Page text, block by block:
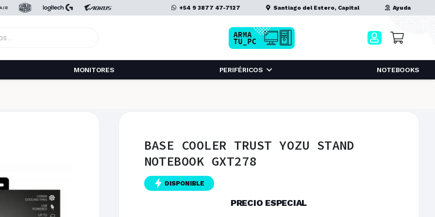
+54 9 3877 47-7127 Santiago del Estero, Capital Ayuda
MONITORES PERIFÉRICOS NOTEBOOKS
BASE COOLER TRUST YOZU STAND
NOTEBOOK GXT278
DISPONIBLE
PRECIO ESPECIAL